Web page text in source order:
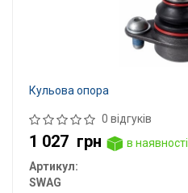
Кульова опора
0 відгуків
1 027 грн
в наявності
Артикул:
SWAG